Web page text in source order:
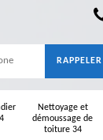
Nettoyage et
démoussage de
toiture 34